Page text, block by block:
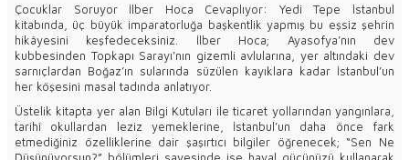
Çocuklar Soruyor İlber Hoca Cevaplıyor: Yedi Tepe İstanbul
kitabında, üç büyük imparatorluğa başkentlik yapmış bu eşsiz şehrin
hikâyesini keşfedeceksiniz. İlber Hoca; Ayasofya’nın dev
kubbesinden Topkapı Sarayı’nın gizemli avlularına, yer altındaki dev
sarnıçlardan Boğaz’ın sularında süzülen kayıklara kadar İstanbul’un
her köşesini masal tadında anlatıyor.
Üstelik kitapta yer alan Bilgi Kutuları ile ticaret yollarından yangınlara,
tarihî okullardan leziz yemeklerine, İstanbul’un daha önce fark
etmediğiniz özelliklerine dair şaşırtıcı bilgiler öğrenecek; “Sen Ne
Düşünüyorsun?” bölümleri sayesinde ise hayal gücünüzü kullanarak